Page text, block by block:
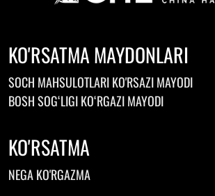
KO'RSATMA MAYDONLARI
SOCH MAHSULOTLARI KO'RSAZI MAYODI
BOSH SOGʻLIGI KOʻRGAZI MAYODI
KO'RSATMA
NEGA KO'RGAZMA